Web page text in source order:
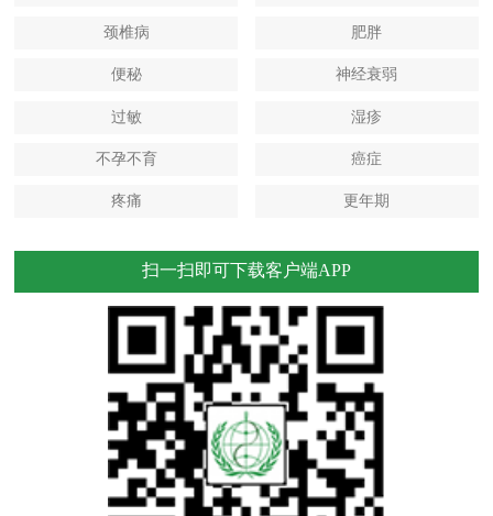
颈椎病 肥胖
便秘 神经衰弱
过敏 湿疹
不孕不育 癌症
疼痛 更年期
扫一扫即可下载客户端APP